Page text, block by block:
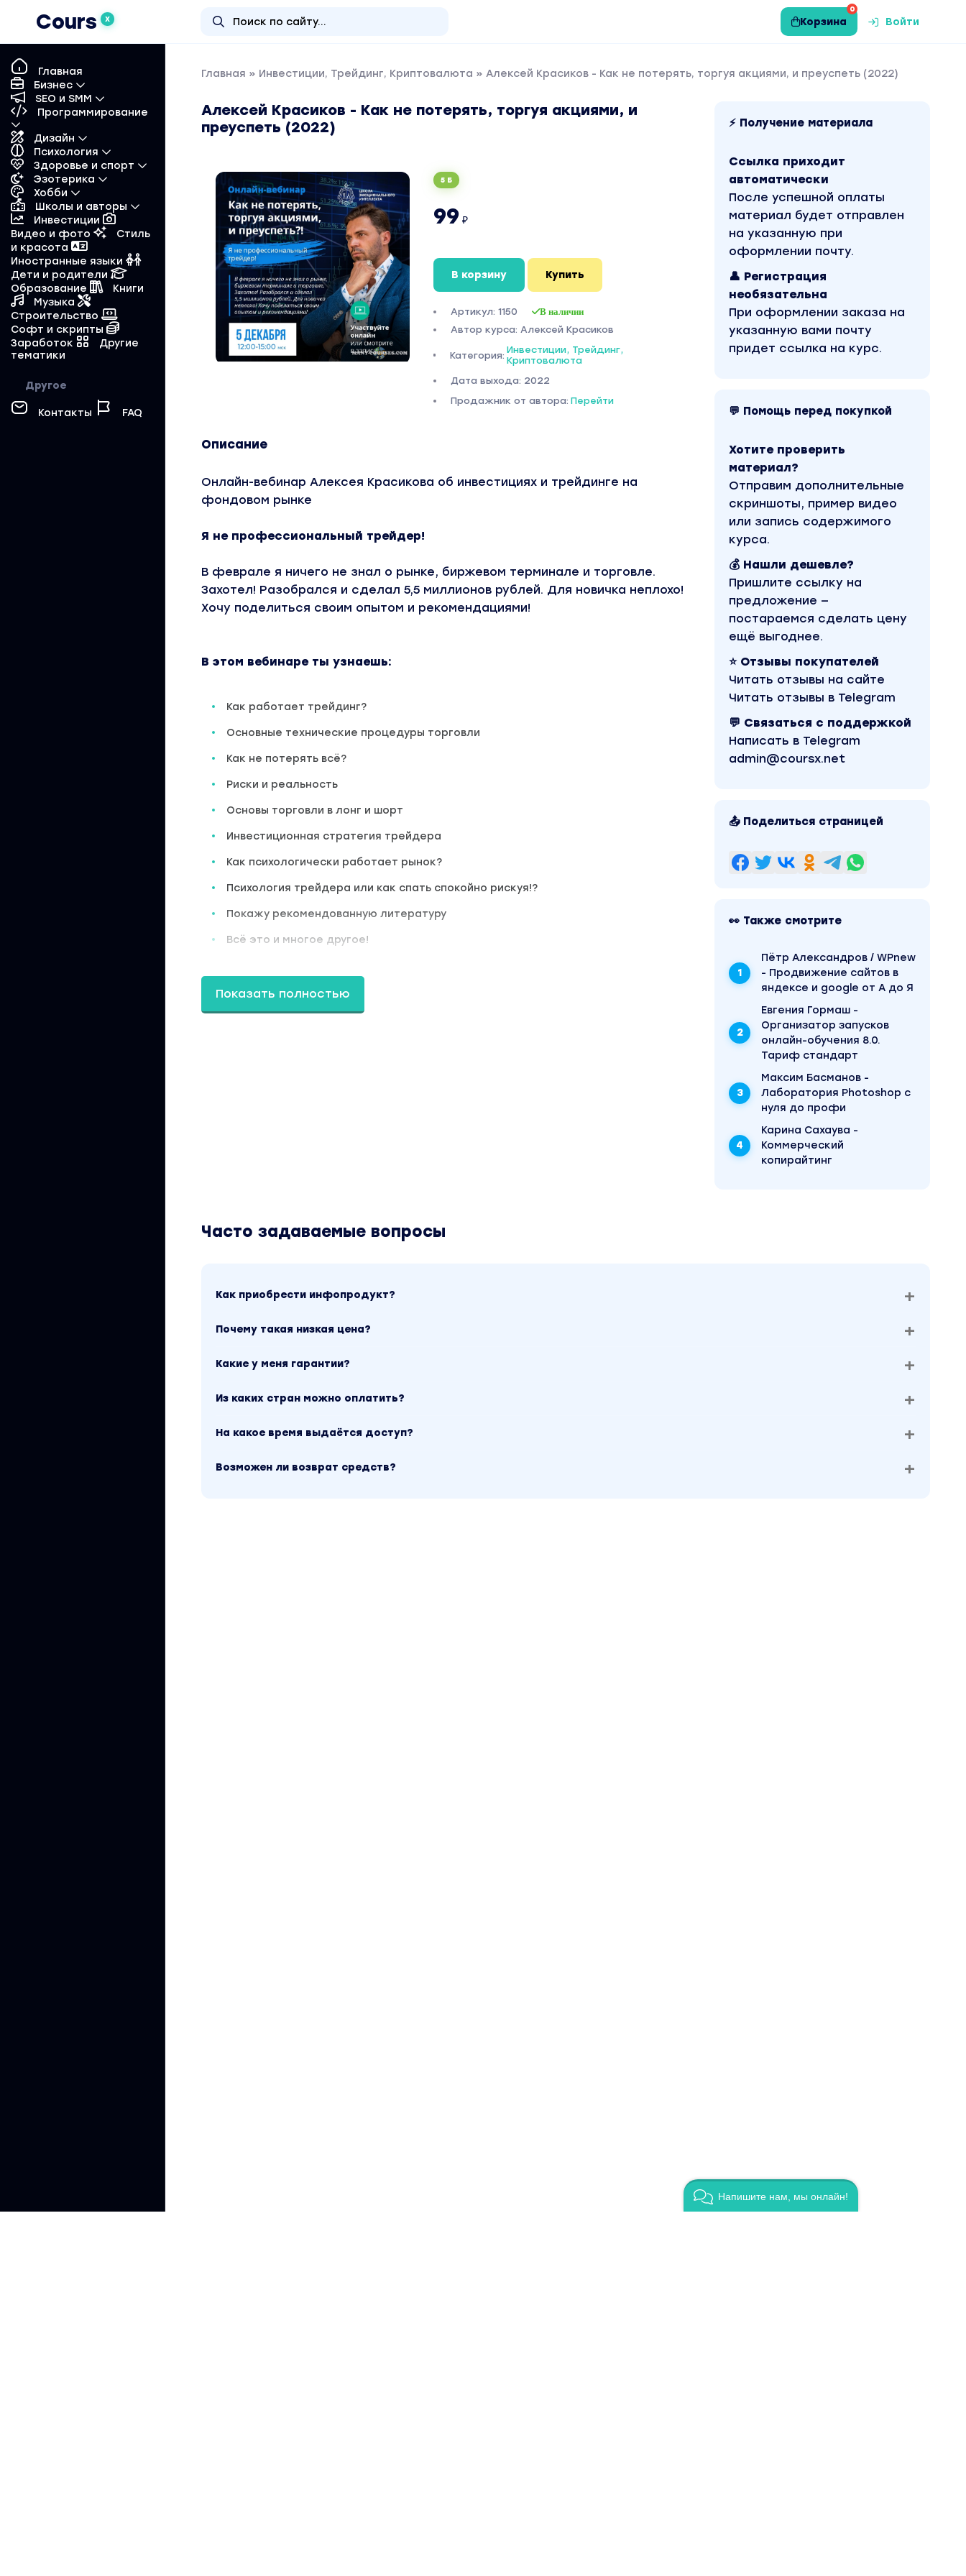
Cours X
0
Корзина Войти
Главная
Бизнес
SEO и SMM
Программирование
Дизайн
Психология
Здоровье и спорт
Эзотерика
Хобби
Школы и авторы
Инвестиции
Видео и фото
Стиль
и красота
Иностранные языки
Дети и родители
Образование
Книги
Музыка
Строительство
Софт и скрипты
Заработок
Другие
тематики
Другое
Контакты FAQ
Главная » Инвестиции, Трейдинг, Криптовалюта » Алексей Красиков - Как не потерять, торгуя акциями, и преуспеть (2022)
Алексей Красиков - Как не потерять, торгуя акциями, и
преуспеть (2022)
5 Б
99 ₽
В корзину Купить
Артикул: 1150 В наличии
Автор курса: Алексей Красиков
Категория: Инвестиции, Трейдинг,
Криптовалюта
Дата выхода: 2022
Продажник от автора: Перейти
Описание
Онлайн-вебинар Алексея Красикова об инвестициях и трейдинге на
фондовом рынке
Я не профессиональный трейдер!
В феврале я ничего не знал о рынке, биржевом терминале и торговле.
Захотел! Разобрался и сделал 5,5 миллионов рублей. Для новичка неплохо!
Хочу поделиться своим опытом и рекомендациями!
В этом вебинаре ты узнаешь:
Как работает трейдинг?
Основные технические процедуры торговли
Как не потерять всё?
Риски и реальность
Основы торговли в лонг и шорт
Инвестиционная стратегия трейдера
Как психологически работает рынок?
Психология трейдера или как спать спокойно рискуя!?
Покажу рекомендованную литературу
Всё это и многое другое!
акциями, и преуспеть (2022)». Это материал 2022 года. В магазине Coursx.net
данный материал доступен за 99 рублей. Обучающий курс входит в рубрику
«Инвестиции, Трейдинг, Криптовалюта». Другие материалы автора «Алексей
Красиков» можно найти через поиск по сайту.
Показать полностью
⚡ Получение материала
Ссылка приходит
автоматически
После успешной оплаты
материал будет отправлен
на указанную при
оформлении почту.
👤 Регистрация
необязательна
При оформлении заказа на
указанную вами почту
придет ссылка на курс.
💬 Помощь перед покупкой
Хотите проверить
материал?
Отправим дополнительные
скриншоты, пример видео
или запись содержимого
курса.
💰 Нашли дешевле?
Пришлите ссылку на
предложение —
постараемся сделать цену
ещё выгоднее.
⭐ Отзывы покупателей
Читать отзывы на сайте
Читать отзывы в Telegram
💬 Связаться с поддержкой
Написать в Telegram
admin@coursx.net
📤 Поделиться страницей
👀 Также смотрите
Пётр Александров / WPnew
- Продвижение сайтов в
яндексе и google от А до Я
Евгения Гормаш -
Организатор запусков
онлайн-обучения 8.0.
Тариф стандарт
Максим Басманов -
Лаборатория Photoshop с
нуля до профи
Карина Сахаува -
Коммерческий
копирайтинг
Часто задаваемые вопросы
Как приобрести инфопродукт?
Почему такая низкая цена?
Какие у меня гарантии?
Из каких стран можно оплатить?
На какое время выдаётся доступ?
Возможен ли возврат средств?
Напишите нам, мы онлайн!